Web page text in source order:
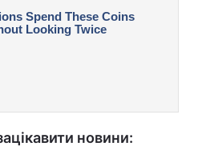
новини: